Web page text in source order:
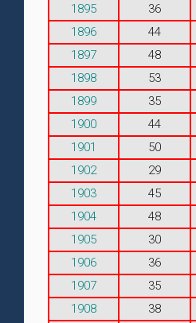
1895
36
1896
44
1897
48
1898
53
1899
35
1900
44
1901
50
1902
29
1903
45
1904
48
1905
30
1906
36
1907
35
1908
38